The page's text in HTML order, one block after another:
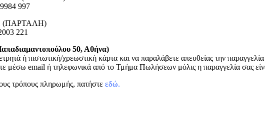
Fi
& Ήχου
AV
6.30mm² (JACK)
997
(ΠΑΡΤΑΛΗ)
221
50, Αθήνα)
ή πιστωτική/χρεωστική κάρτα και να παραλάβετε απευθείας την
μέσω email ή τηλεφωνικά από το Τμήμα Πωλήσεων μόλις η παραγγελία σας
τρόπους πληρωμής, πατήστε εδώ.